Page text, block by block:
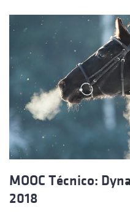
MOOC Técnico:
2018